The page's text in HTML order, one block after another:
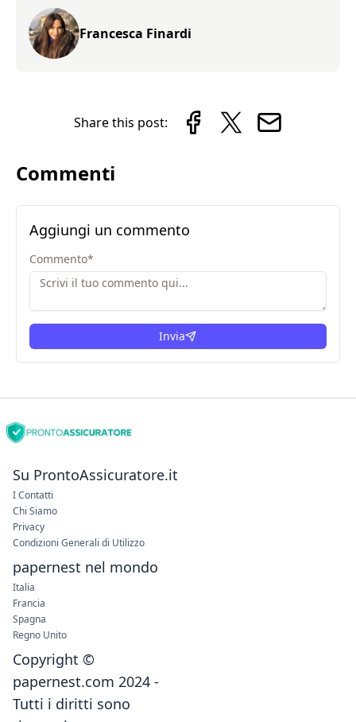
Francesca Finardi
Share this post:
Commenti
Aggiungi un commento
Commento*
Invia
Su ProntoAssicuratore.it
I Contatti
Chi Siamo
Privacy
Condizioni Generali di Utilizzo
papernest nel mondo
Italia
Francia
Spagna
Regno Unito
Copyright ©
papernest.com 2024 -
Tutti i diritti sono